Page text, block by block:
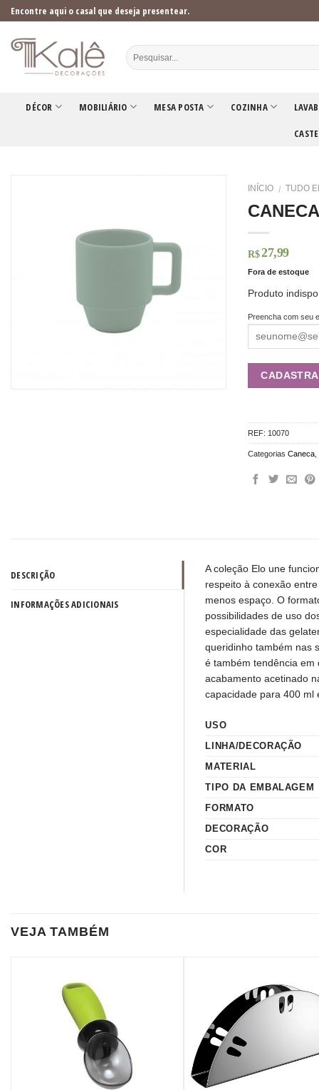
Skip
to
content
Encontre aqui o casal que deseja presentear.
DÉCOR MOBILIÁRIO MESA POSTA COZINHA
INÍCIO / TUDO
R$ 27,99
Fora de estoque
Produto
Preencha com seu
REF: 10070
CategoriasCaneca
DESCRIÇÃO
INFORMAÇÕES ADICIONAIS
A coleção Elo une
respeito à conexão
menos espaço. O
possibilidades de uso
especialidade das
queridinho também nas
é também tendência em
acabamento acetinado
capacidade para 400 ml
USO
LINHA/DECORAÇÃO
MATERIAL
TIPO DA EMBALAGEM
FORMATO
DECORAÇÃO
COR
VEJA TAMBÉM